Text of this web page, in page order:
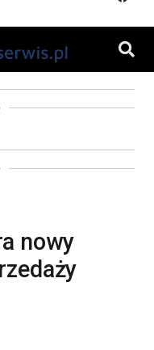
nowy